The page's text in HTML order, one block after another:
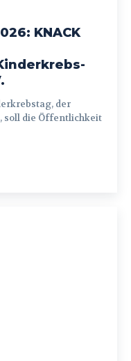
KNACK
soll die Öffentlichkeit